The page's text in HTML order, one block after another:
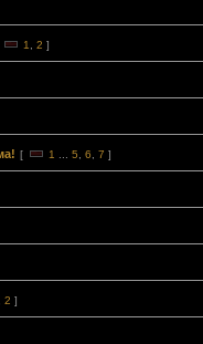
1 2 ]
[ 1 5 6 7 ]
2 ]